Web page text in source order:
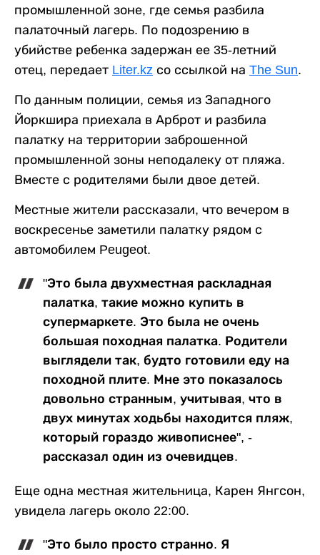
промышленной зоне, где семья разбила
палаточный лагерь. По подозрению в
убийстве ребенка задержан ее 35-летний
отец, передает Liter.kz со ссылкой на The Sun.
По данным полиции, семья из Западного
Йоркшира приехала в Арброт и разбила
палатку на территории заброшенной
промышленной зоны неподалеку от пляжа.
Вместе с родителями были двое детей.
Местные жители рассказали, что вечером в
воскресенье заметили палатку рядом с
автомобилем Peugeot.
"Это была двухместная раскладная
палатка, такие можно купить в
супермаркете. Это была не очень
большая походная палатка. Родители
выглядели так, будто готовили еду на
походной плите. Мне это показалось
довольно странным, учитывая, что в
двух минутах ходьбы находится пляж,
который гораздо живописнее", -
рассказал один из очевидцев.
Еще одна местная жительница, Карен Янгсон,
увидела лагерь около 22:00.
"Это было просто странно. Я